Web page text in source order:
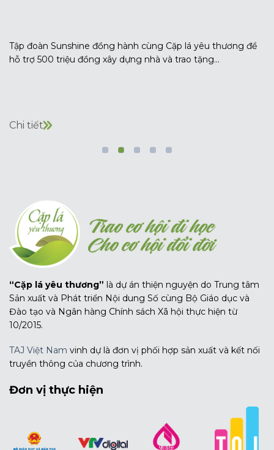
Tập đoàn Sunshine đồng hành cùng Cặp lá yêu thương để
hỗ trợ 500 triệu đồng xây dựng nhà và trao tặng...
Chi tiết
“Cặp lá yêu thương” là dự án thiện nguyện do Trung tâm
Sản xuất và Phát triển Nội dung Số cùng Bộ Giáo dục và
Đào tạo và Ngân hàng Chính sách Xã hội thực hiện từ
10/2015.
TAJ Việt Nam vinh dự là đơn vị phối hợp sản xuất và kết nối
truyền thông của chương trình.
Đơn vị thực hiện